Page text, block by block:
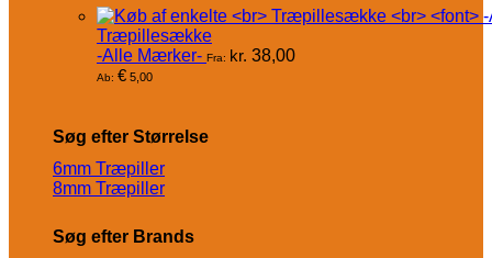
Træpillesække
-Alle Mærker- Fra: kr. 38,00
Ab: € 5,00
Søg efter Størrelse
6mm Træpiller
8mm Træpiller
Søg efter Brands